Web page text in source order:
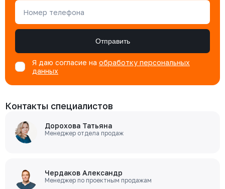
Номер телефона
Отправить
Я даю согласие на обработку персональных
данных
Контакты специалистов
Дорохова Татьяна
Менеджер отдела продаж
Чердаков Александр
Менеджер по проектным продажам